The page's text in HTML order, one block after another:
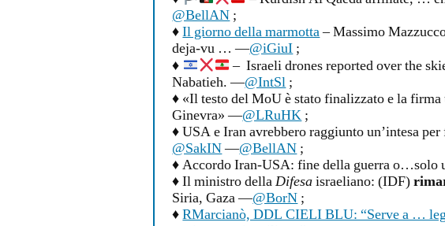
@BellAN ;
♦Il giorno della marmotta– Massimo
deja-vu … —@iGiuI ;
♦
– Israeli drones reported over the
Nabatieh. —@IntSl ;
♦ «Il testo del MoU è stato finalizzato e la
Ginevra» —@LRuHK ;
♦ USA e Iran avrebbero raggiunto un’intesa
@SakIN—@BellAN ;
♦ Accordo Iran-USA: fine della guerra o…solo
♦ Il ministro dellaDifesaisraeliano: (IDF)
Siria, Gaza —@BorN ;
♦RMarcianò, DDL CIELI BLU: “Serve a …